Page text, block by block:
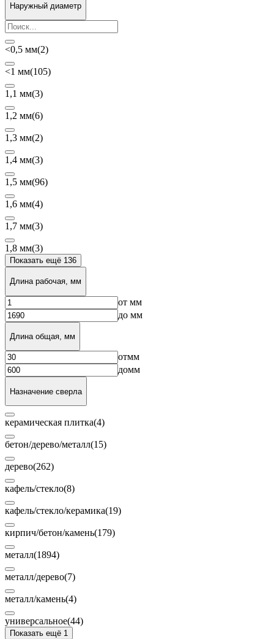
Наружный диаметр
<0,5 мм(2)
<1 мм(105)
1,1 мм(3)
1,2 мм(6)
1,3 мм(2)
1,4 мм(3)
1,5 мм(96)
1,6 мм(4)
1,7 мм(3)
1,8 мм(3)
Показать ещё 136
Длина рабочая, мм
от мм
до мм
Длина общая, мм
отмм
домм
Назначение сверла
керамическая плитка(4)
бетон/дерево/металл(15)
дерево(262)
кафель/стекло(8)
кафель/стекло/керамика(19)
кирпич/бетон/камень(179)
металл(1894)
металл/дерево(7)
металл/камень(4)
универсальное(44)
Показать ещё 1